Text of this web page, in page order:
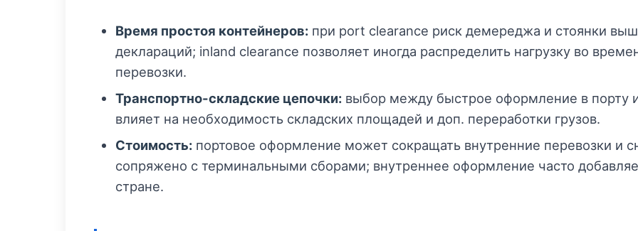
Время простоя контейнеров: при port clearance риск демереджа и стоянки
деклараций; inland clearance позволяет иногда распределить нагрузку во
перевозки.
Транспортно-складские цепочки: выбор между быстрое оформление в порту
влияет на необходимость складских площадей и доп. переработки грузов.
Стоимость: портовое оформление может сокращать внутренние перевозки и
сопряжено с терминальными сборами; внутреннее оформление часто
стране.